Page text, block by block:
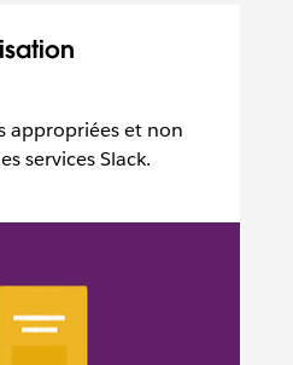
appropriées et non
services Slack.